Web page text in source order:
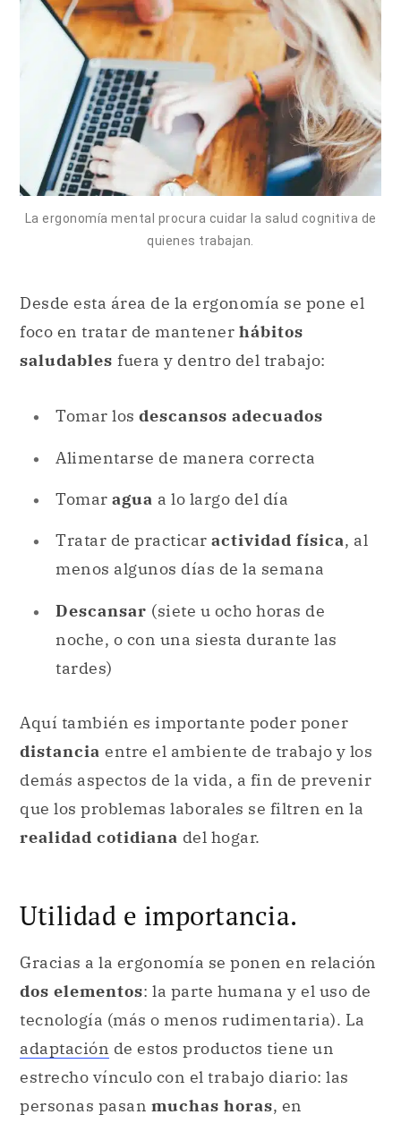
La ergonomía mental procura cuidar la salud cognitiva de
quienes trabajan.
Desde esta área de la ergonomía se pone el
foco en tratar de mantener hábitos
saludables fuera y dentro del trabajo:
Tomar los descansos adecuados
Alimentarse de manera correcta
Tomar agua a lo largo del día
Tratar de practicar actividad física, al
menos algunos días de la semana
Descansar (siete u ocho horas de
noche, o con una siesta durante las
tardes)
Aquí también es importante poder poner
distancia entre el ambiente de trabajo y los
demás aspectos de la vida, a fin de prevenir
que los problemas laborales se filtren en la
realidad cotidiana del hogar.
Utilidad e importancia.
Gracias a la ergonomía se ponen en relación
dos elementos: la parte humana y el uso de
tecnología (más o menos rudimentaria). La
adaptación de estos productos tiene un
estrecho vínculo con el trabajo diario: las
personas pasan muchas horas, en